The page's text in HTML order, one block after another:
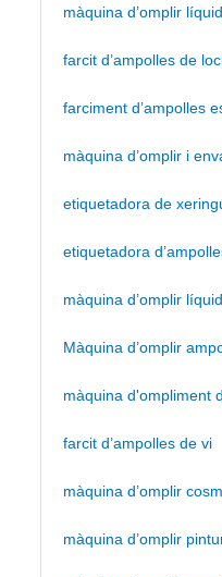
màquina d’omplir
farcit d’ampolles de
farciment d’ampolles
màquina d’omplir i
etiquetadora de
etiquetadora
màquina d’omplir
Màquina d’omplir
màquina d'ompliment
farcit d’ampolles de vi
màquina d’omplir
màquina d’omplir